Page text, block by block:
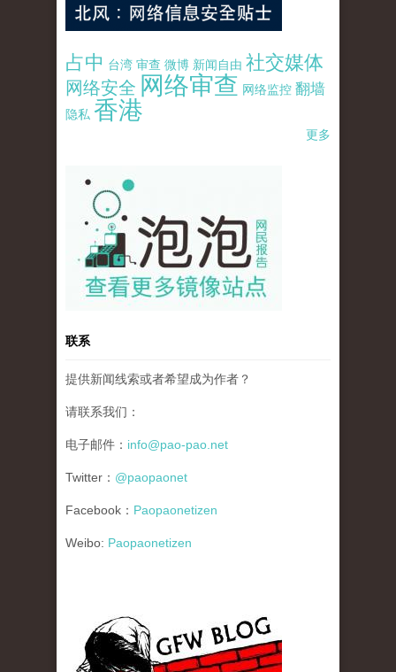
占中 台湾 审查 微博 新闻自由 社交媒体
网络安全 网络审查 网络监控 翻墙
隐私 香港
更多
pao-pao-banner-mirror-site-120814.jpg
联系
提供新闻线索或者希望成为作者？
请联系我们：
电子邮件： info@pao-pao.net
Twitter： @paopaonet
Facebook： Paopaonetizen
Weibo: Paopaonetizen
gfw_blog_small.jpg